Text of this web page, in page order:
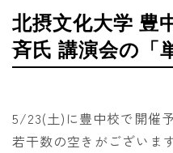
北摂文化大学 豊
斉氏 講演会の「
5/23(土)に豊中校で開催
若干数の空きがございま